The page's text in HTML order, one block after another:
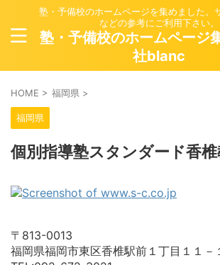
塾・予備校のホームページを集めました。
などの参考にご利用下さい。
塾・予備校のホームページ
社blanc
HOME > 福岡県 >
福岡県
個別指導塾スタンダード香
〒813-0013
福岡県福岡市東区香椎駅前１丁目１１－